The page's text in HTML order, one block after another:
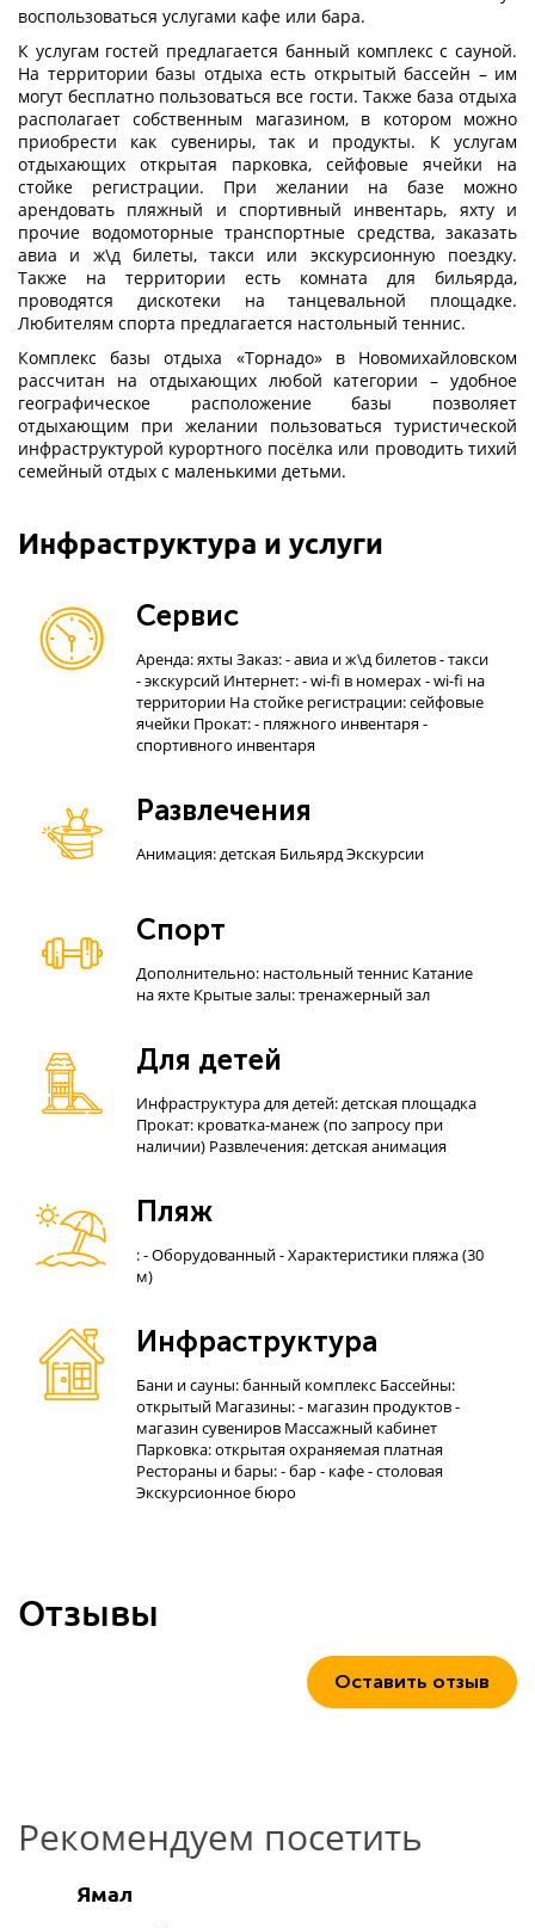
воспользоваться услугами кафе или бара.
К услугам гостей предлагается банный комплекс с сауной.
На территории базы отдыха есть открытый бассейн – им
могут бесплатно пользоваться все гости. Также база отдыха
располагает собственным магазином, в котором можно
приобрести как сувениры, так и продукты. К услугам
отдыхающих открытая парковка, сейфовые ячейки на
стойке регистрации. При желании на базе можно
арендовать пляжный и спортивный инвентарь, яхту и
прочие водомоторные транспортные средства, заказать
авиа и ж\д билеты, такси или экскурсионную поездку.
Также на территории есть комната для бильярда,
проводятся дискотеки на танцевальной площадке.
Любителям спорта предлагается настольный теннис.
Комплекс базы отдыха «Торнадо» в Новомихайловском
рассчитан на отдыхающих любой категории – удобное
географическое расположение базы позволяет
отдыхающим при желании пользоваться туристической
инфраструктурой курортного посёлка или проводить тихий
семейный отдых с маленькими детьми.
Инфраструктура и услуги
Сервис
Аренда: яхты Заказ: - авиа и ж\д билетов - такси
- экскурсий Интернет: - wi-fi в номерах - wi-fi на
территории На стойке регистрации: сейфовые
ячейки Прокат: - пляжного инвентаря -
спортивного инвентаря
Развлечения
Анимация: детская Бильярд Экскурсии
Спорт
Дополнительно: настольный теннис Катание
на яхте Крытые залы: тренажерный зал
Для детей
Инфраструктура для детей: детская площадка
Прокат: кроватка-манеж (по запросу при
наличии) Развлечения: детская анимация
Пляж
: - Оборудованный - Характеристики пляжа (30
м)
Инфраструктура
Бани и сауны: банный комплекс Бассейны:
открытый Магазины: - магазин продуктов -
магазин сувениров Массажный кабинет
Парковка: открытая охраняемая платная
Рестораны и бары: - бар - кафе - столовая
Экскурсионное бюро
Отзывы
Оставить отзыв
Рекомендуем посетить
Ямал